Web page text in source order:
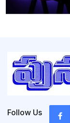
Follow Us